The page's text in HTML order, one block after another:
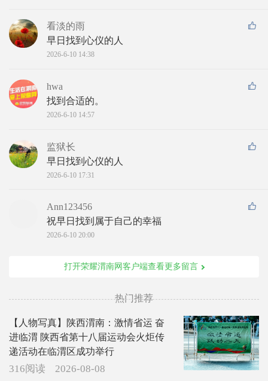
看淡的雨
早日找到心仪的人
2026-6-10 14:38
hwa
找到合适的。
2026-6-10 14:57
监狱长
早日找到心仪的人
2026-6-10 17:31
Ann123456
祝早日找到属于自己的幸福
2026-6-10 20:00
打开荣耀渭南网客户端查看更多留言
热门推荐
【人物写真】陕西渭南：激情省运 奋
进临渭 陕西省第十八届运动会火炬传
递活动在临渭区成功举行
316阅读 2026-08-08